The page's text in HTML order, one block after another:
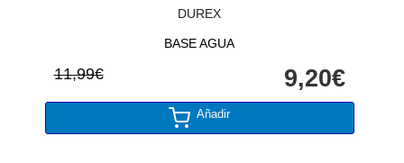
DUREX
BASE AGUA
11,99€ 9,20€
Añadir